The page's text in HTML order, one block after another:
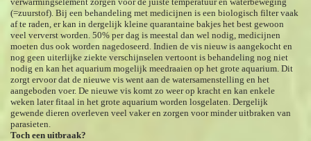
(=zuurstof). Bij een behandeling met medicijnen is een biologisch filter vaak
af te raden, er kan in dergelijk kleine quarantaine bakjes het best gewoon
veel ververst worden. 50% per dag is meestal dan wel nodig, medicijnen
moeten dus ook worden nagedoseerd. Indien de vis nieuw is aangekocht en
nog geen uiterlijke ziekte verschijnselen vertoont is behandeling nog niet
nodig en kan het aquarium mogelijk meedraaien op het grote aquarium. Dit
zorgt ervoor dat de nieuwe vis went aan de watersamenstelling en het
aangeboden voer. De nieuwe vis komt zo weer op kracht en kan enkele
weken later fitaal in het grote aquarium worden losgelaten. Dergelijk
gewende dieren overleven veel vaker en zorgen voor minder uitbraken van
parasieten.
Toch een uitbraak?